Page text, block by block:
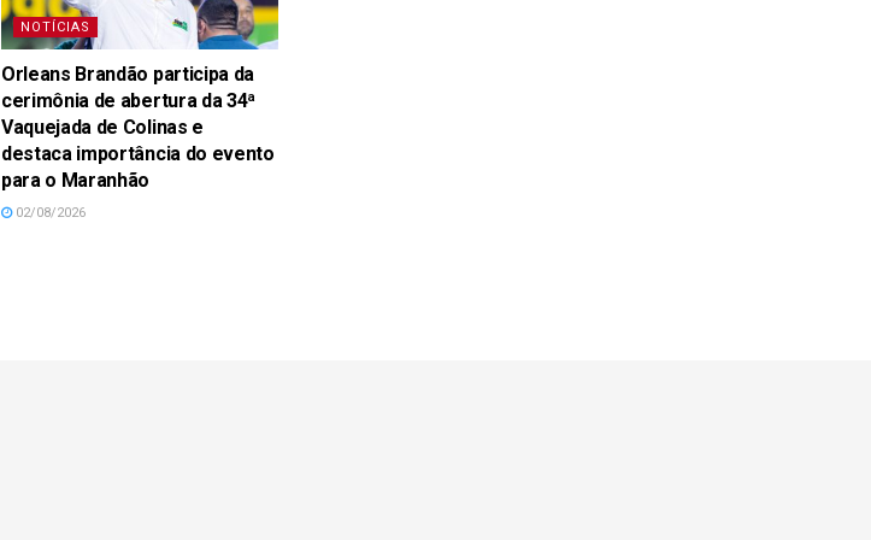
NOTÍCIAS
Orleans Brandão participa da
cerimônia de abertura da 34ª
Vaquejada de Colinas e
destaca importância do evento
para o Maranhão
02/08/2026